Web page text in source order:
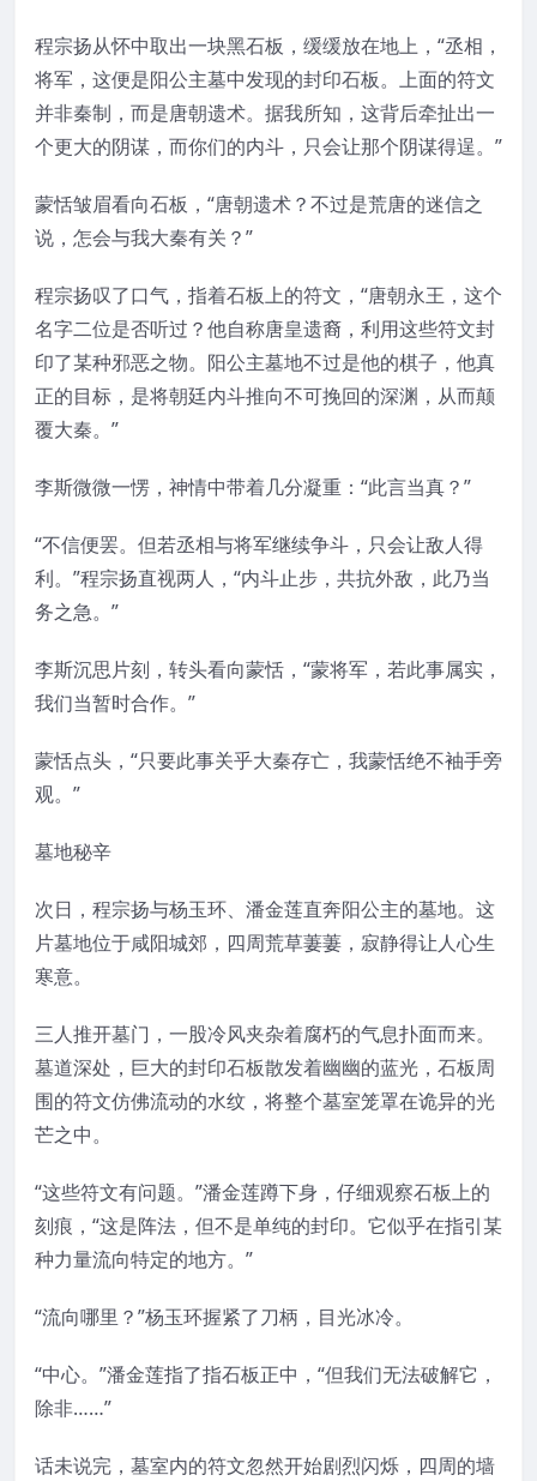
程宗扬从怀中取出一块黑石板，缓缓放在地上，“丞相，
将军，这便是阳公主墓中发现的封印石板。上面的符文
并非秦制，而是唐朝遗术。据我所知，这背后牵扯出一
个更大的阴谋，而你们的内斗，只会让那个阴谋得逞。”
蒙恬皱眉看向石板，“唐朝遗术？不过是荒唐的迷信之
说，怎会与我大秦有关？”
程宗扬叹了口气，指着石板上的符文，“唐朝永王，这个
名字二位是否听过？他自称唐皇遗裔，利用这些符文封
印了某种邪恶之物。阳公主墓地不过是他的棋子，他真
正的目标，是将朝廷内斗推向不可挽回的深渊，从而颠
覆大秦。”
李斯微微一愣，神情中带着几分凝重：“此言当真？”
“不信便罢。但若丞相与将军继续争斗，只会让敌人得
利。”程宗扬直视两人，“内斗止步，共抗外敌，此乃当
务之急。”
李斯沉思片刻，转头看向蒙恬，“蒙将军，若此事属实，
我们当暂时合作。”
蒙恬点头，“只要此事关乎大秦存亡，我蒙恬绝不袖手旁
观。”
墓地秘辛
次日，程宗扬与杨玉环、潘金莲直奔阳公主的墓地。这
片墓地位于咸阳城郊，四周荒草萋萋，寂静得让人心生
寒意。
三人推开墓门，一股冷风夹杂着腐朽的气息扑面而来。
墓道深处，巨大的封印石板散发着幽幽的蓝光，石板周
围的符文仿佛流动的水纹，将整个墓室笼罩在诡异的光
芒之中。
“这些符文有问题。”潘金莲蹲下身，仔细观察石板上的
刻痕，“这是阵法，但不是单纯的封印。它似乎在指引某
种力量流向特定的地方。”
“流向哪里？”杨玉环握紧了刀柄，目光冰冷。
“中心。”潘金莲指了指石板正中，“但我们无法破解它，
除非……”
话未说完，墓室内的符文忽然开始剧烈闪烁，四周的墙